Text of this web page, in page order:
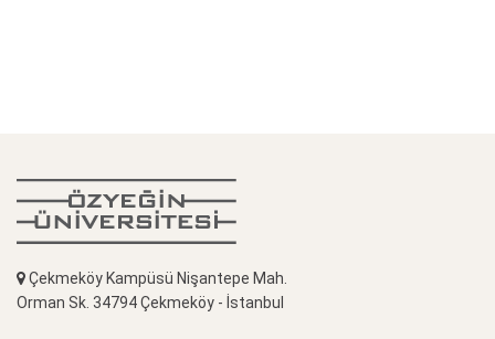
Çekmeköy Kampüsü Nişantepe Mah.
Orman Sk. 34794 Çekmeköy - İstanbul